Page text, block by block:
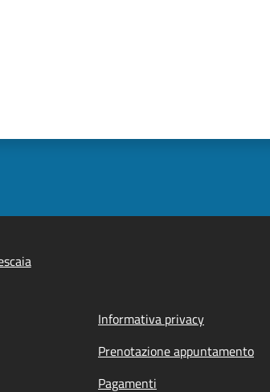
Informativa privacy
Prenotazione appuntamento
Pagamenti